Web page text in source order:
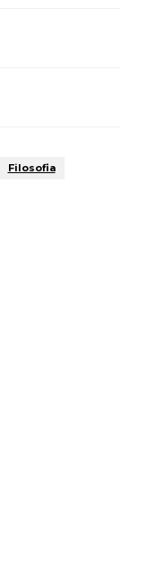
Filosofia